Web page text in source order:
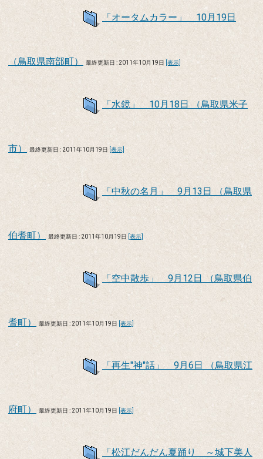
「オータムカラー」 10月19日
（鳥取県南部町） 最終更新日 : 2011年10月19日 [表示]
「水鏡」 10月18日 （鳥取県米子
市） 最終更新日 : 2011年10月19日 [表示]
「中秋の名月」 9月13日 （鳥取県
伯耆町） 最終更新日 : 2011年10月19日 [表示]
「空中散歩」 9月12日 （鳥取県伯
耆町） 最終更新日 : 2011年10月19日 [表示]
「再生"神"話」 9月6日 （鳥取県江
府町） 最終更新日 : 2011年10月19日 [表示]
「松江だんだん夏踊り ～城下美人